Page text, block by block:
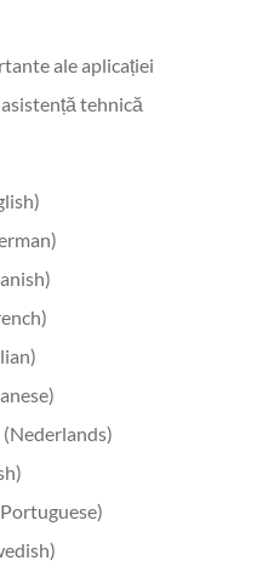
ale aplicației
tehnică